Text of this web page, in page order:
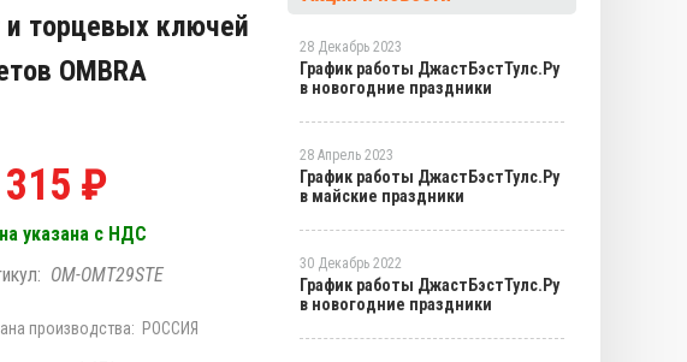
и торцевых ключей
OMBRA
₽
указана с НДС
OM-OMT29STE
производства: РОССИЯ
28 Декабрь 2023
График работы ДжастБэстТулс.Ру
в новогодние праздники
28 Апрель 2023
График работы ДжастБэстТулс.Ру
в майские праздники
30 Декабрь 2022
График работы ДжастБэстТулс.Ру
в новогодние праздники